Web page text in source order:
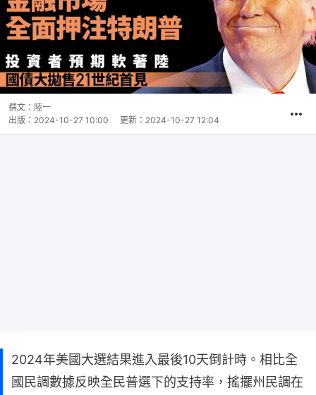
撰文： 陸一
出版： 2024-10-27 10:00 更新： 2024-10-27 12:04
2024年美國大選結果進入最後10天倒計時。相比全
國民調數據反映全民普選下的支持率，搖擺州民調在